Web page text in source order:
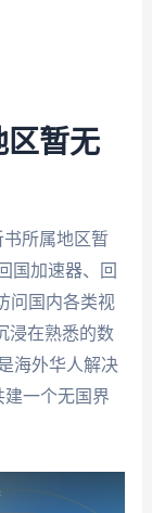
区暂无
所属地区暂
国加速器、回
问国内各类视
浸在熟悉的数
海外华人解决
一个无国界